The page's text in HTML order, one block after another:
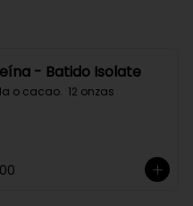
- Batido Isolate
o cacao.  12 onzas